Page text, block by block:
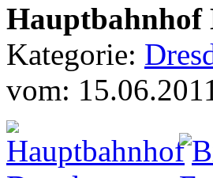
Hauptbahnhof
Kategorie:
vom: